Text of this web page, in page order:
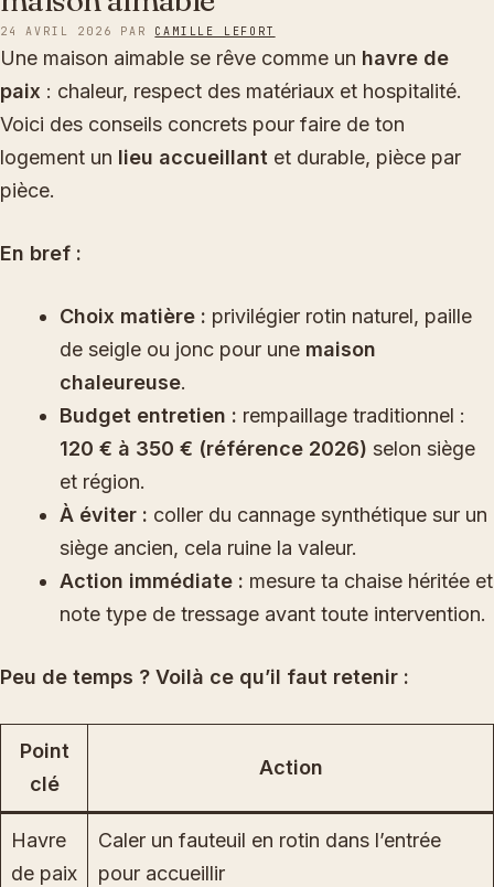
24 AVRIL 2026 PAR CAMILLE LEFORT
Une maison aimable se rêve comme un havre de
paix : chaleur, respect des matériaux et hospitalité.
Voici des conseils concrets pour faire de ton
logement un lieu accueillant et durable, pièce par
pièce.
En bref :
Choix matière : privilégier rotin naturel, paille
de seigle ou jonc pour une maison
chaleureuse.
Budget entretien : rempaillage traditionnel :
120 € à 350 € (référence 2026) selon siège
et région.
À éviter : coller du cannage synthétique sur un
siège ancien, cela ruine la valeur.
Action immédiate : mesure ta chaise héritée et
note type de tressage avant toute intervention.
Peu de temps ? Voilà ce qu’il faut retenir :
Point
clé
Action
Havre
de paix
Caler un fauteuil en rotin dans l’entrée
pour accueillir